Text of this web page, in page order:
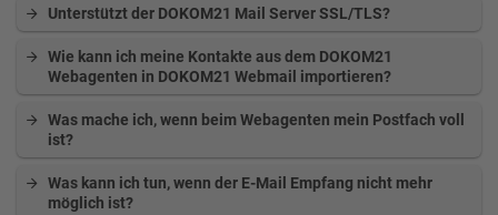
Unterstützt der DOKOM21 Mail Server SSL/TLS?
Wie kann ich meine Kontakte aus dem DOKOM21
Webagenten in DOKOM21 Webmail importieren?
Was mache ich, wenn beim Webagenten mein Postfach voll
ist?
Was kann ich tun, wenn der E-Mail Empfang nicht mehr
möglich ist?